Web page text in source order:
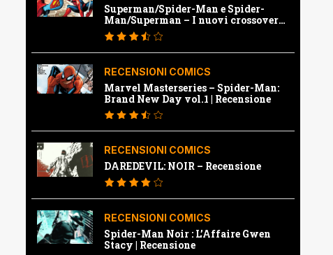
Superman/Spider-Man e Spider-
Man/Superman – I nuovi crossover
Marvel e Dc | Recensione
RECENSIONI COMICS
Marvel Masterseries – Spider-Man:
Brand New Day vol.1 | Recensione
RECENSIONI COMICS
DAREDEVIL: NOIR – Recensione
RECENSIONI COMICS
Spider-Man Noir : L’Affaire Gwen
Stacy | Recensione